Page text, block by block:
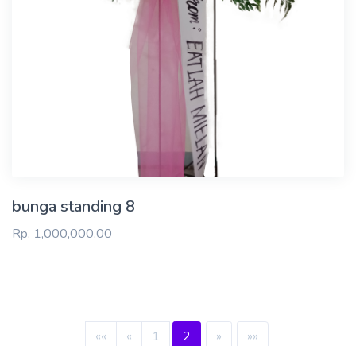
bunga standing 8
Rp. 1,000,000.00
«« « 1 2 » »»